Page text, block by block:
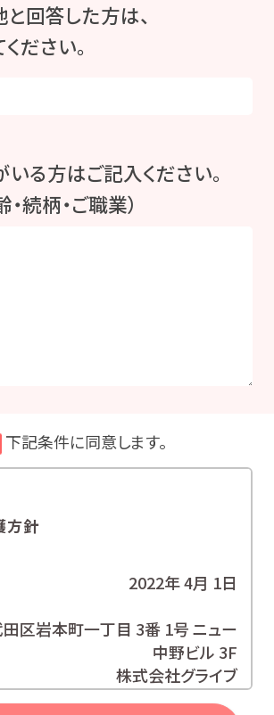
回答した方は、
ださい。
る方はご記入ください。
・続柄・ご職業）
下記条件に同意します。
方針
2022年 4月 1日
区岩本町一丁目 3番 1号 ニュー
中野ビル 3F
株式会社グライブ
代表取締役 安田 潔